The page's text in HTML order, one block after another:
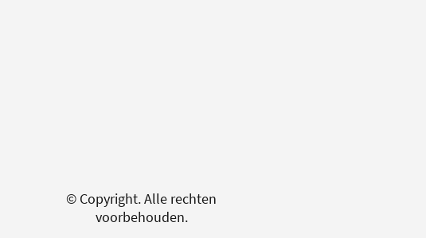
© Copyright. Alle rechten
voorbehouden.